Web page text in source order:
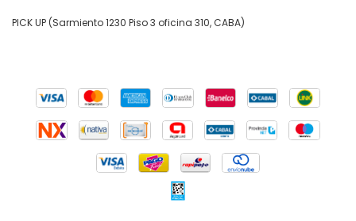
PICK UP (Sarmiento 1230 Piso 3 oficina 310, CABA)